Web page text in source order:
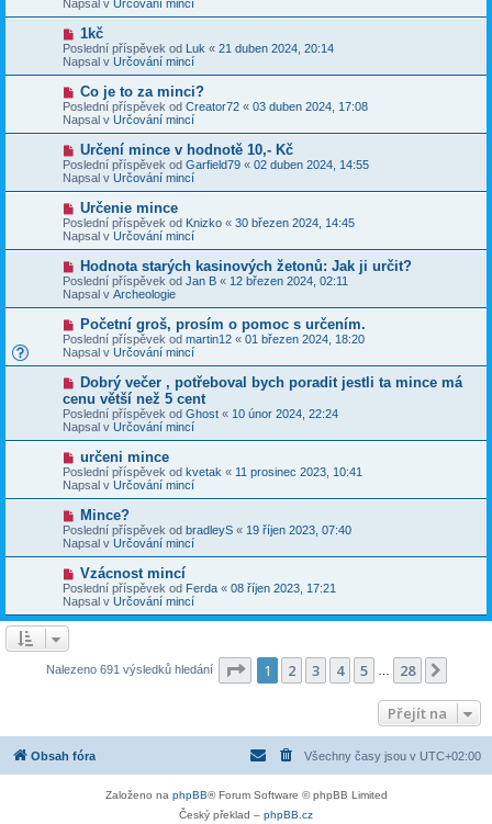
k
s
p
ě
v
e
k
ý
í
s
p
ě
v
e
k
Napsal v Určování mincí
N
o
v
ý
í
s
p
ě
v
e
k
1kč
Poslední příspěvek od Luk « 21 duben 2024, 20:14
Napsal v Určování mincí
N
o
v
ý
p
í
s
p
ě
v
e
k
Co je to za minci?
Poslední příspěvek od Creator72 « 03 duben 2024, 17:08
Napsal v Určování mincí
N
o
v
ý
p
í
s
p
v
e
k
Určení mince v hodnotě 10,- Kč
Poslední příspěvek od Garfield79 « 02 duben 2024, 14:55
Napsal v Určování mincí
N
o
v
ý
p
í
s
p
v
e
k
Určenie mince
Poslední příspěvek od Knizko « 30 březen 2024, 14:45
Napsal v Určování mincí
N
o
v
ý
p
í
s
p
v
e
k
Hodnota starých kasinových žetonů: Jak ji určit?
Poslední příspěvek od Jan B « 12 březen 2024, 02:11
Napsal v Archeologie
N
o
v
ý
p
í
s
p
ě
v
e
k
Početní groš, prosím o pomoc s určením.
Poslední příspěvek od martin12 « 01 březen 2024, 18:20
Napsal v Určování mincí
N
v
ý
p
ř
s
p
ě
v
e
k
Dobrý večer , potřeboval bych poradit jestli ta mince má
cenu větší než 5 cent
Poslední příspěvek od Ghost « 10 únor 2024, 22:24
Napsal v Určování mincí
N
o
v
ý
p
í
s
p
ě
v
e
k
určeni mince
Poslední příspěvek od kvetak « 11 prosinec 2023, 10:41
Napsal v Určování mincí
N
o
v
ý
p
í
s
p
k
Mince?
Poslední příspěvek od bradleyS « 19 říjen 2023, 07:40
Napsal v Určování mincí
N
o
v
ý
p
p
Vzácnost mincí
Poslední příspěvek od Ferda « 08 říjen 2023, 17:21
Napsal v Určování mincí
Nalezeno 691 výsledků hledání Stránka z 28
1 2 3 4 5 28
Přejít na
Obsah fóra Všechny časy jsou v UTC+02:00
Založeno na phpBB® Forum Software © phpBB Limited
Český překlad – phpBB.cz